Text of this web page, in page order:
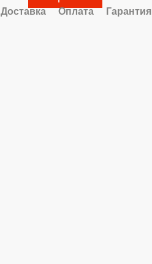
Доставка Оплата Гарантия